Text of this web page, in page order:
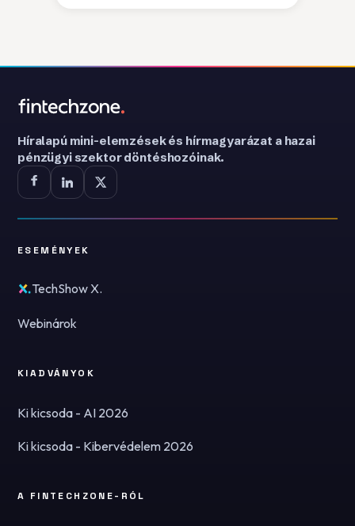
Híralapú mini-elemzések és hírmagyarázat a hazai
pénzügyi szektor döntéshozóinak.
ESEMÉNYEK
TechShow X.
Webinárok
KIADVÁNYOK
Ki kicsoda - AI 2026
Ki kicsoda - Kibervédelem 2026
A FINTECHZONE-RÓL